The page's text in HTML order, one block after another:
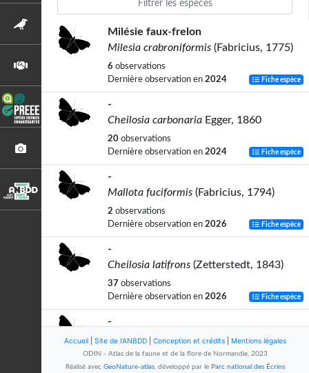
Milésie faux-frelon
Milesia crabroniformis (Fabricius, 1775)
6 observations
Dernière observation en 2024 Fiche espèce
-
Cheilosia carbonaria Egger, 1860
20 observations
Dernière observation en 2024 Fiche espèce
-
Mallota fuciformis (Fabricius, 1794)
2 observations
Dernière observation en 2026 Fiche espèce
-
Cheilosia latifrons (Zetterstedt, 1843)
37 observations
Dernière observation en 2026 Fiche espèce
-
Dasysyrphus tricinctus(Fallén, 1817)
7observations
Dernière observation en2023 Fiche espèce
Accueil Site de l'ANBDD Conception et crédits Mentions légales
ODIN - Atlas de la faune et de la flore de Normandie, 2023
Réalisé avec GeoNature-atlas, développé par le Parc national des Écrins